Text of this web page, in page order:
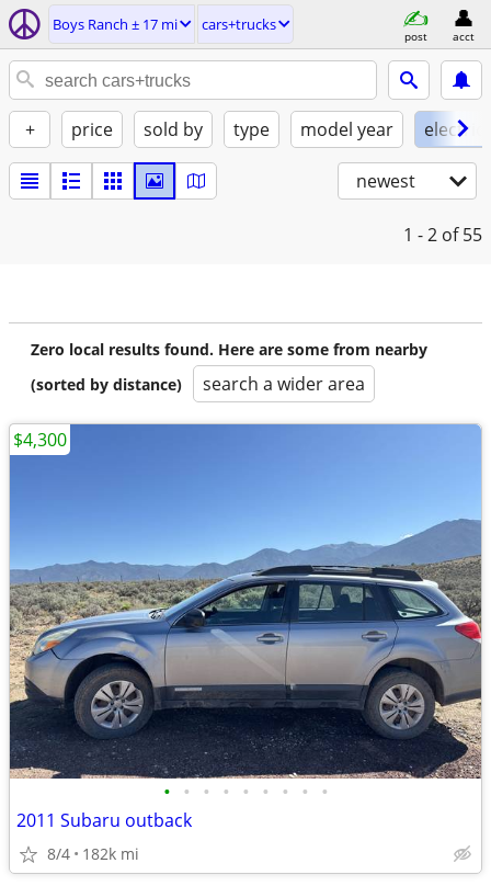
Boys Ranch ± 17 mi cars+trucks
post acct
+ price sold by type model year electric
newest
1 - 2 of 55
Zero local results found. Here are some from nearby
(sorted by distance)
search a wider area
• • • • • • • • •
2011 Subaru outback
8/4 182k mi
$4,300